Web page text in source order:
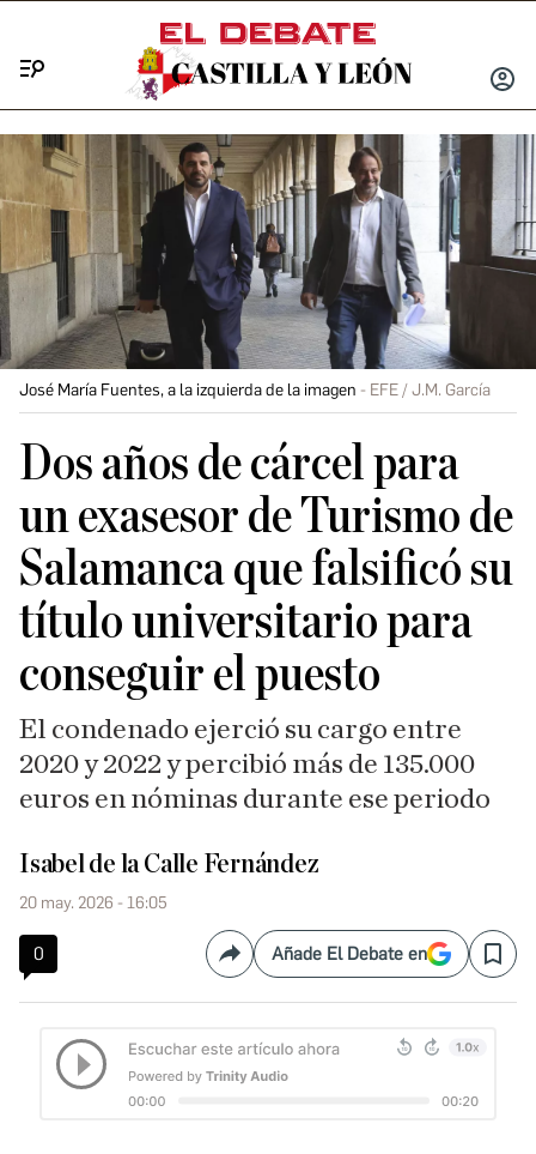
INICIAR
José María Fuentes, a la izquierda de la imagen EFE / J.M. García
Dos años de cárcel para
un exasesor de Turismo de
Salamanca que falsificó su
título universitario para
conseguir el puesto
El condenado ejerció su cargo entre
2020 y 2022 y percibió más de 135.000
euros en nóminas durante ese periodo
Isabel de la Calle Fernández
20 may. 2026 - 16:05
0 CompartirAñade El Debate en Save